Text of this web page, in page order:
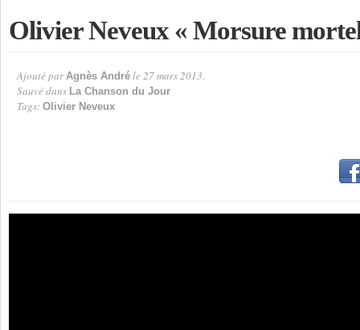
Olivier Neveux « Morsure
Ajouté par Agnès André le 27 mars 2013.
Sauvé dans La Chanson du Jour
Tags: Olivier Neveux